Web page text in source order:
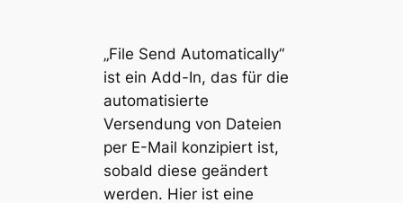
„File Send Automatically“
ist ein Add-In, das für die
automatisierte
Versendung von Dateien
per E-Mail konzipiert ist,
sobald diese geändert
werden. Hier ist eine